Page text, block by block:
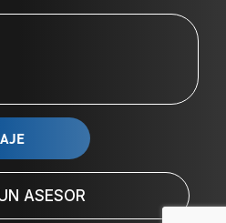
ASESOR